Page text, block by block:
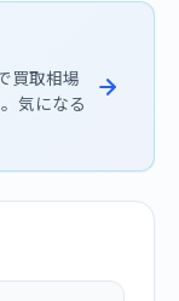
買取相場
気になる